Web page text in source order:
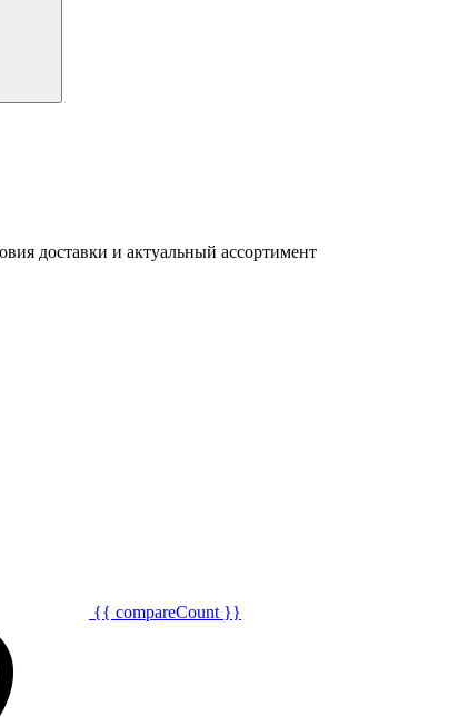
доставки и актуальный ассортимент
{{ compareCount }}